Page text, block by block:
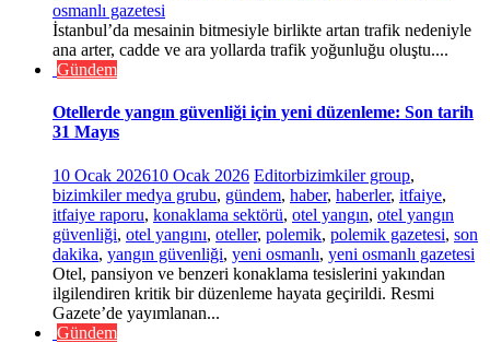
osmanlı gazetesi
İstanbul’da mesainin bitmesiyle birlikte artan trafik nedeniyle
ana arter, cadde ve ara yollarda trafik yoğunluğu oluştu....
Gündem
Otellerde yangın güvenliği için yeni düzenleme: Son tarih
31 Mayıs
10 Ocak 202610 Ocak 2026 Editorbizimkiler group,
bizimkiler medya grubu, gündem, haber, haberler, itfaiye,
itfaiye raporu, konaklama sektörü, otel yangın, otel yangın
güvenliği, otel yangını, oteller, polemik, polemik gazetesi, son
dakika, yangın güvenliği, yeni osmanlı, yeni osmanlı gazetesi
Otel, pansiyon ve benzeri konaklama tesislerini yakından
ilgilendiren kritik bir düzenleme hayata geçirildi. Resmi
Gazete’de yayımlanan...
Gündem